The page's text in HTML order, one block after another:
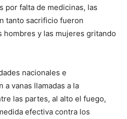
por falta de medicinas, las
tanto sacrificio fueron
hombres y las mujeres gritando
nacionales e
a vanas llamadas a la
las partes, al alto el fuego,
efectiva contra los